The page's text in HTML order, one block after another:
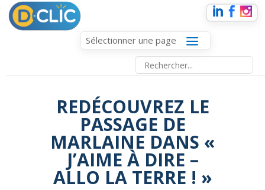
Sélectionner une page
REDÉCOUVREZ LE
PASSAGE DE
MARLAINE DANS «
J’AIME À DIRE –
ALLO LA TERRE ! »